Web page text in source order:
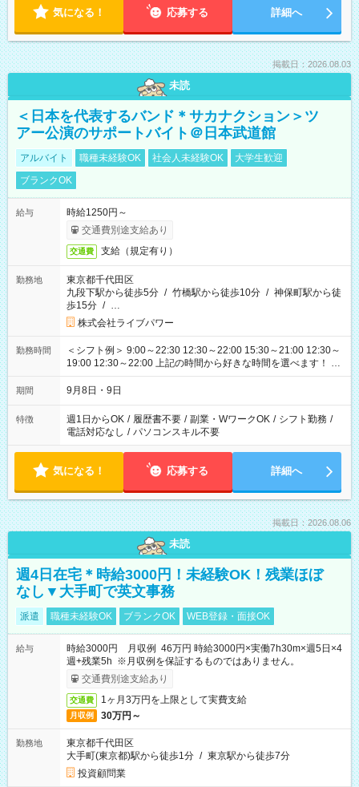
気になる！ 応募する 詳細へ
掲載日：2026.08.03
未読
＜日本を代表するバンド＊サカナクション＞ツ
アー公演のサポートバイト＠日本武道館
アルバイト 職種未経験OK 社会人未経験OK
大学生歓迎
ブランクOK
給与
時給1250円～
交通費別途支給あり
交通費 支給（規定有り）
勤務地
東京都千代田区
九段下駅から徒歩5分 / 竹橋駅から徒歩10分 / 神保町駅から徒
歩15分 / …
株式会社ライブパワー
勤務時間
＜シフト例＞ 9:00～22:30 12:30～22:00 15:30～21:00 12:30～
19:00 12:30～22:00 上記の時間から好きな時間を選べます！ ※
時間は変更となる可能性があります
期間 9月8日・9日
特徴 週1日からOK / 履歴書不要 / 副業・WワークOK / シフト勤務 /
電話対応なし / パソコンスキル不要
気になる！ 応募する 詳細へ
掲載日：2026.08.06
未読
週4日在宅＊時給3000円！未経験OK！残業ほぼ
なし▼大手町で英文事務
派遣 職種未経験OK ブランクOK WEB登録・面接OK
給与
時給3000円 月収例 46万円 時給3000円×実働7h30m×週5日×4
週+残業5h ※月収例を保証するものではありません。
交通費別途支給あり
交通費 1ヶ月3万円を上限として実費支給
月収例 30万円～
勤務地
東京都千代田区
大手町(東京都)駅から徒歩1分 / 東京駅から徒歩7分
投資顧問業